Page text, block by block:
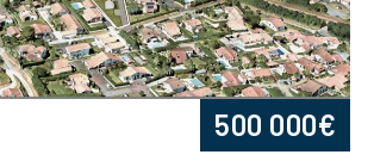
500 000€